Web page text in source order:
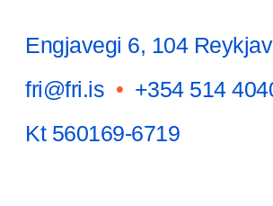
Engjavegi 6, 104
fri@fri.is • +354 514
Kt 560169-6719